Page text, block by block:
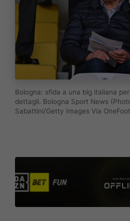
Bologna: sfida a una big italiana
dettagli. Bologna Sport News
Sabattini/Getty Images Via